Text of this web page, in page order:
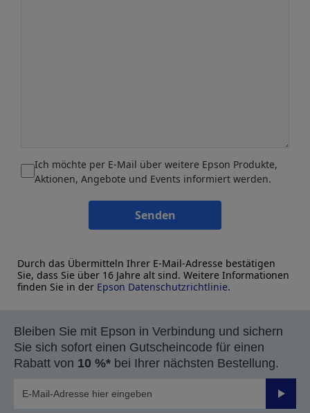
Ich möchte per E-Mail über weitere Epson Produkte,
Aktionen, Angebote und Events informiert werden.
Senden
Durch das Übermitteln Ihrer E-Mail-Adresse bestätigen
Sie, dass Sie über 16 Jahre alt sind. Weitere Informationen
finden Sie in der Epson Datenschutzrichtlinie.
Bleiben Sie mit Epson in Verbindung und sichern
Sie sich sofort einen Gutscheincode für einen
Rabatt von 10 %* bei Ihrer nächsten Bestellung.